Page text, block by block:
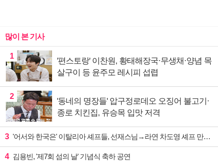
많이 본 기사
1
'편스토랑' 이찬원, 황태해장국·무생채·양념 목
살구이 등 윤주모 레시피 섭렵
2
'동네의 명장들' 압구정로데오 오징어 불고기·
종로 치킨집, 유승목 입맛 저격
3 '어서와 한국은' 이탈리아 셰프들, 선재스님→라연 차도영 셰프 만난다
4 김용빈, '제7회 섬의 날' 기념식 축하 공연